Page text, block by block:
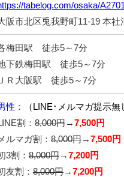
tabelog.com/osaka/
阪市北区兎我野町11-19 本社
梅田駅 徒歩5～7分
下鉄梅田駅 徒歩5～7分
ＪＲ大阪駅 徒歩5～7分
性 ： （LINE･メルマガ提示無
割： 8,000円 → 7,500円
メルマガ割： 8,000円 → 7,500円
3割： 8,000円 → 7,200円
友割： 8,000円 → 7,200円